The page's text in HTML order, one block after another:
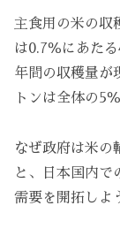
主食用の米の収
は0.7％にあた
年間の収穫量が
トンは全体の5
なぜ政府は米の
と、日本国内で
需要を開拓しよ